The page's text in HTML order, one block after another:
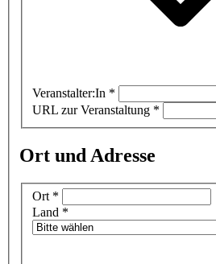
Veranstalter:In *
URL zur Veranstaltung *
Ort und Adresse
Ort *
Land *